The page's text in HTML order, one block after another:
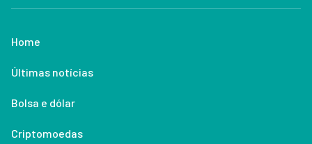
Home
Últimas notícias
Bolsa e dólar
Criptomoedas